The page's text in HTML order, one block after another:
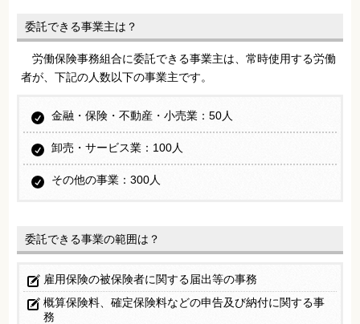
委託できる事業主は？
労働保険事務組合に委託できる事業主は、常時使用する労働
者が、下記の人数以下の事業主です。
金融・保険・不動産・小売業：50人
卸売・サービス業：100人
その他の事業：300人
委託できる事業の範囲は？
雇用保険の被保険者に関する届出等の事務
概算保険料、確定保険料などの申告及び納付に関する事
務